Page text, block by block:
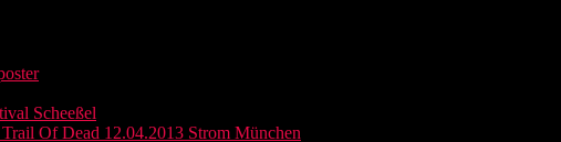
Scheeßel
Of Dead 12.04.2013 Strom München